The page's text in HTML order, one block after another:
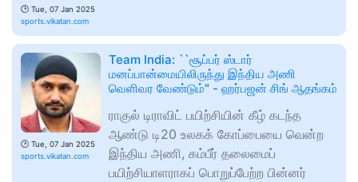
🕑 Tue, 07 Jan 2025
sports.vikatan.com
🕑 Tue, 07 Jan 2025
sports.vikatan.com
Team India: ``சூப்பர் ஸ்டார்
மனப்பான்மையிலிருந்து இந்திய அணி
வெளிவர வேண்டும்" - ஹர்பஜன் சிங் ஆதங்கம்
ராகுல் டிராவிட் பயிற்சியின் கீழ் கடந்த
ஆண்டு டி20 உலகக் கோப்பையை வென்ற
இந்திய அணி, கம்பீர் தலைமைப்
பயிற்சியாளராகப் பொறுப்பேற்ற பின்னர்